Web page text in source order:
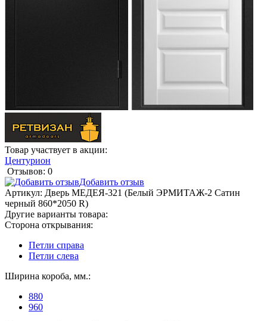
Товар участвует в акции:
Центурион
Отзывов: 0
Добавить отзыв
Артикул: Дверь МЕДЕЯ-321 (Белый ЭРМИТАЖ-2 Сатин
черный 860*2050 R)
Другие варианты товара:
Сторона открывания:
Петли справа
Петли слева
Ширина короба, мм.:
880
960